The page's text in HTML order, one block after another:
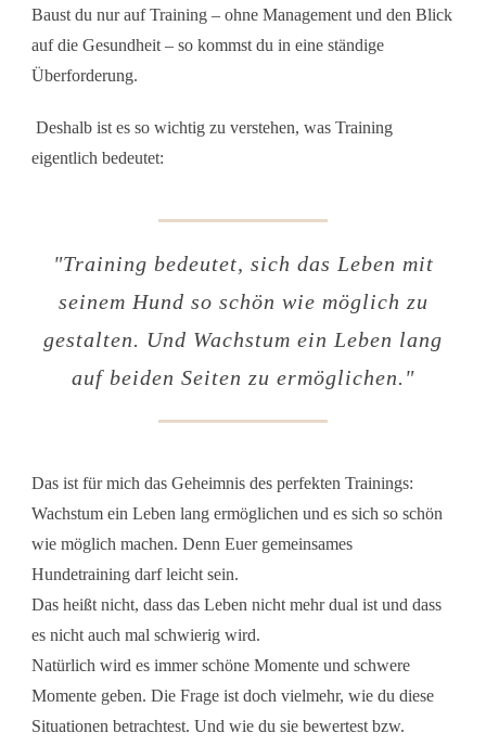
Baust du nur auf Training – ohne Management und den Blick
auf die Gesundheit – so kommst du in eine ständige
Überforderung.
Deshalb ist es so wichtig zu verstehen, was Training
eigentlich bedeutet:
"Training bedeutet, sich das Leben mit
seinem Hund so schön wie möglich zu
gestalten. Und Wachstum ein Leben lang
auf beiden Seiten zu ermöglichen."
Das ist für mich das Geheimnis des perfekten Trainings:
Wachstum ein Leben lang ermöglichen und es sich so schön
wie möglich machen. Denn Euer gemeinsames
Hundetraining darf leicht sein.
Das heißt nicht, dass das Leben nicht mehr dual ist und dass
es nicht auch mal schwierig wird.
Natürlich wird es immer schöne Momente und schwere
Momente geben. Die Frage ist doch vielmehr, wie du diese
Situationen betrachtest. Und wie du sie bewertest bzw.